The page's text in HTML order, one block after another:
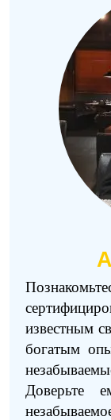
известным
богатым
Доверьте